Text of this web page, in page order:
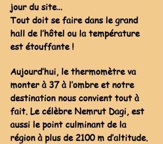
jour du site…
Tout doit se faire dans le grand
hall de l’hôtel ou la température
est étouffante !
Aujourd’hui, le thermomètre va
monter à 37 à l’ombre et notre
destination nous convient tout à
fait. Le célèbre Nemrut Dagi, est
aussi le point culminant de la
région à plus de 2100 m d’altitude.